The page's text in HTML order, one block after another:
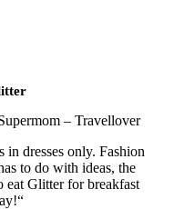
in dresses only. Fashion
to do with ideas, the
eat Glitter for breakfast